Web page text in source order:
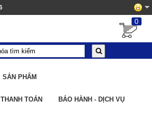
0
SẢN PHẨM
TOÁN BẢO HÀNH - DỊCH VỤ